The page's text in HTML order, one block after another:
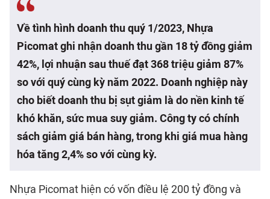
Về tình hình doanh thu quý 1/2023, Nhựa
Picomat ghi nhận doanh thu gần 18 tỷ đồng giảm
42%, lợi nhuận sau thuế đạt 368 triệu giảm 87%
so với quý cùng kỳ năm 2022. Doanh nghiệp này
cho biết doanh thu bị sụt giảm là do nền kinh tế
khó khăn, sức mua suy giảm. Công ty có chính
sách giảm giá bán hàng, trong khi giá mua hàng
hóa tăng 2,4% so với cùng kỳ.
Nhựa Picomat hiện có vốn điều lệ 200 tỷ đồng và